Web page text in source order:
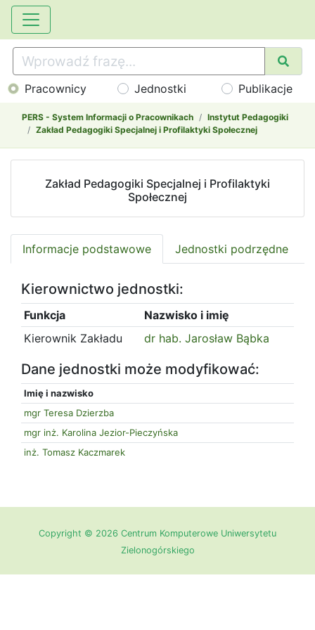
Pracownicy Jednostki Publikacje
PERS - System Informacji o Pracownikach
Instytut Pedagogiki
Zakład Pedagogiki Specjalnej i Profilaktyki Społecznej
Zakład Pedagogiki Specjalnej i Profilaktyki
Społecznej
Informacje podstawowe Jednostki podrzędne
Kierownictwo jednostki:
Funkcja
Nazwisko i imię
Kierownik Zakładu
dr hab. Jarosław Bąbka
Dane jednostki może modyfikować:
Imię i nazwisko
mgr Teresa Dzierzba
mgr inż. Karolina Jezior-Pieczyńska
inż. Tomasz Kaczmarek
Copyright © 2026 Centrum Komputerowe Uniwersytetu
Zielonogórskiego